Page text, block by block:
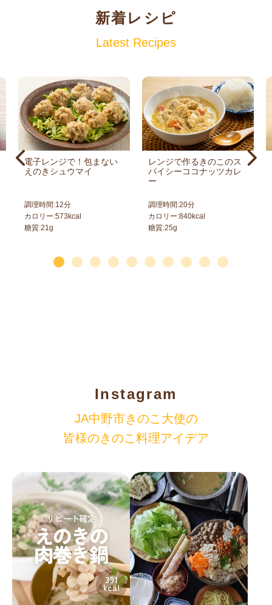
新着レシピ
Latest Recipes
電子レンジで！包まない
えのきシュウマイ
調理時間:12分
カロリー:573 kcal
糖質:21g
レンジで作るきのこのス
パイシーココナッツカレ
ー
調理時間:20分
カロリー:840kcal
糖質:25g
Instagram
JA中野市きのこ大使の
皆様のきのこ料理アイデア